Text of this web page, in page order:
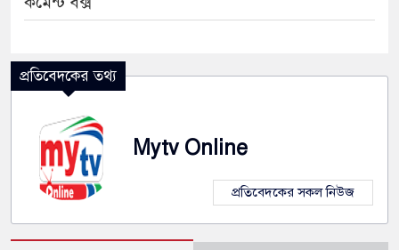
প্রতিবেদকের তথ্য
Mytv Online
প্রতিবেদকের সকল নিউজ